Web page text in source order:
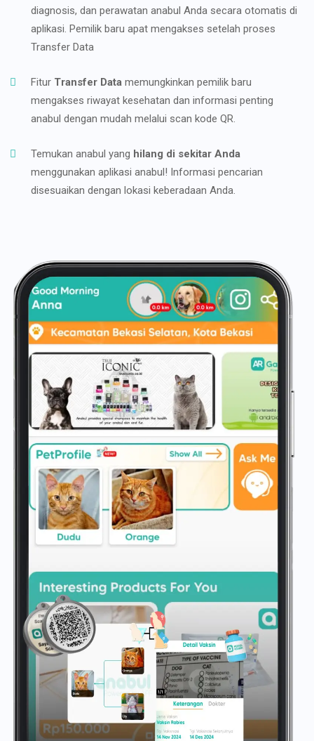
diagnosis, dan perawatan anabul Anda secara otomatis di
aplikasi. Pemilik baru apat mengakses setelah proses
Transfer Data
Fitur Transfer Data memungkinkan pemilik baru
mengakses riwayat kesehatan dan informasi penting
anabul dengan mudah melalui scan kode QR.
Temukan anabul yang hilang di sekitar Anda
menggunakan aplikasi anabul! Informasi pencarian
disesuaikan dengan lokasi keberadaan Anda.